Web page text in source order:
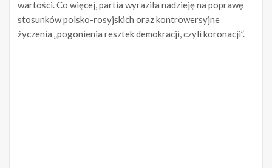
wartości. Co więcej, partia wyraziła nadzieję na poprawę
stosunków polsko-rosyjskich oraz kontrowersyjne
życzenia „pogonienia resztek demokracji, czyli koronacji”.